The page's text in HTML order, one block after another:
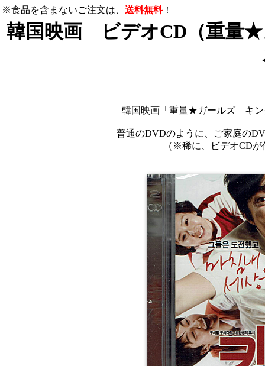
※食品を含まないご注文は、 送料無料！
韓国映画 ビデオCD（重量
韓国映画「重量★ガールズ キン
普通のDVDのように、ご家庭の
（※稀に、ビデオCD